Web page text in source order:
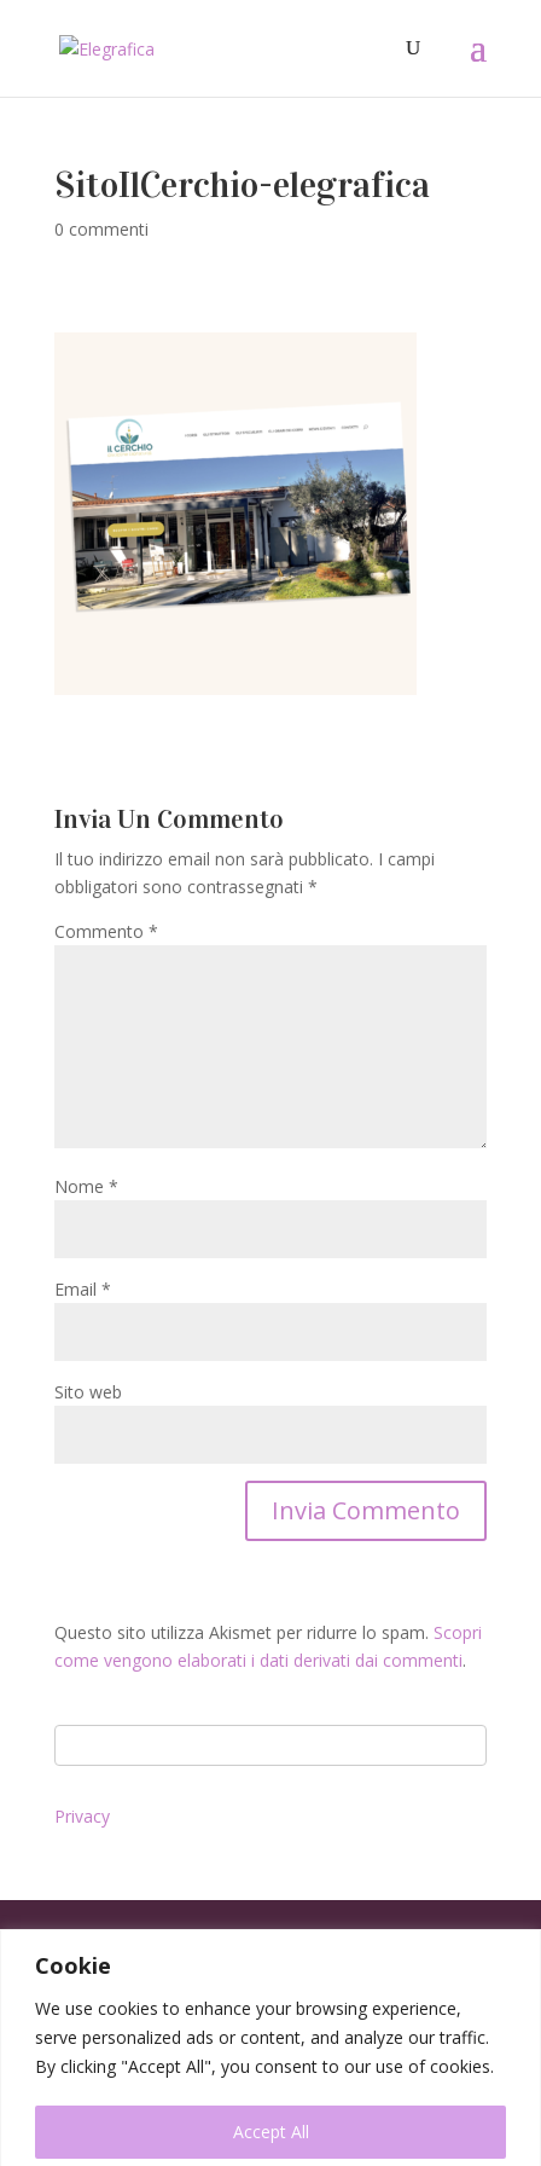
Cookie
We use cookies to enhance your browsing experience,
serve personalized ads or content, and analyze our traffic.
By clicking "Accept All", you consent to our use of cookies.
Accept All
SitoIlCerchio-elegrafica
0 commenti
Invia Un Commento
Il tuo indirizzo email non sarà pubblicato. I campi
obbligatori sono contrassegnati *
Commento *
Nome *
Email *
Sito web
Questo sito utilizza Akismet per ridurre lo spam. Scopri
come vengono elaborati i dati derivati dai commenti.
Privacy